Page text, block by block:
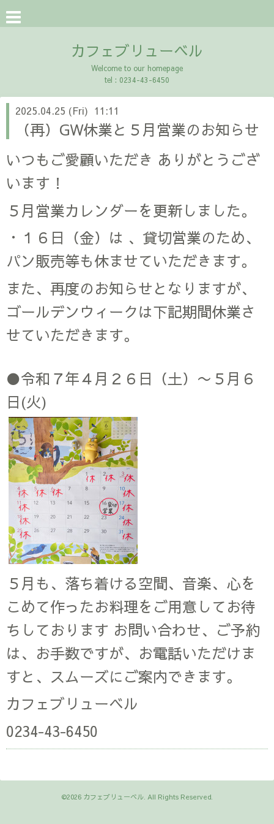
カフェブリューベル
Welcome to our homepage
tel : 0234-43-6450
2025.04.25 (Fri) 11:11
（再）GW休業と５月営業のお知らせ
いつもご愛顧いただき ありがとうござ
います！
５月営業カレンダーを更新しました。
・１６日（金）は 、貸切営業のため、
パン販売等も休ませていただきます。
また、再度のお知らせとなりますが、
ゴールデンウィークは下記期間休業さ
せていただきます。
●令和７年４月２６日（土）〜５月６
日(火)
５月も、落ち着ける空間、音楽、心を
こめて作ったお料理をご用意してお待
ちしております お問い合わせ、ご予約
は、お手数ですが、お電話いただけま
すと、スムーズにご案内できます。
カフェブリューベル
0234-43-6450
©2026 カフェブリューベル . All Rights Reserved.